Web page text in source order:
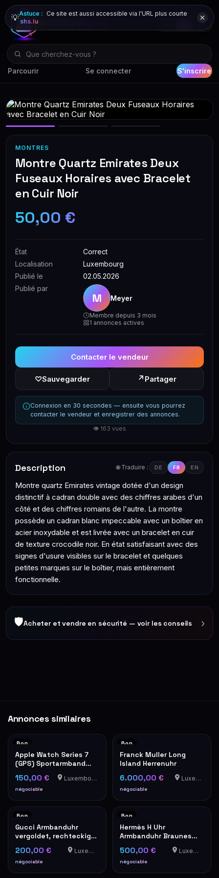
Parcourir Se connecter S'inscrire
💡Astuce : Ce site est aussi accessible via l'URL plus courte
shs.lu
MONTRES
Montre Quartz Emirates Deux
Fuseaux Horaires avec Bracelet
en Cuir Noir
50,00 €
État
Correct
Localisation
Luxembourg
Publié le
02.05.2026
Publié par
M Meyer
Membre depuis 3 mois
1 annonces actives
Contacter le vendeur
♡Sauvegarder ↗ Partager
Connexion en 30 secondes — ensuite vous pourrez
contacter le vendeur et enregistrer des annonces.
👁 163 vues
Description 🌐 Traduire : DE FR EN
Montre quartz Emirates vintage dotée d'un design
distinctif à cadran double avec des chiffres arabes d'un
côté et des chiffres romains de l'autre. La montre
possède un cadran blanc impeccable avec un boîtier en
acier inoxydable et est livrée avec un bracelet en cuir
de texture crocodile noir. En état satisfaisant avec des
signes d'usure visibles sur le bracelet et quelques
petites marques sur le boîtier, mais entièrement
fonctionnelle.
🛡Acheter et vendre en sécurité — voir les conseils ›
Annonces similaires
Bon
Apple Watch Series 7
(GPS) Sportarmband
150,00 €
négociable
Luxembourg-Cents
Bon
Franck Muller Long
Island Herrenuhr
6.000,00 €
négociable
Luxemburg
Bon
Gucci Armbanduhr
vergoldet, rechteckiges
200,00 €
négociable
Luxemburg
Bon
Hermès H Uhr
Armbanduhr Braunes
500,00 €
négociable
Luxemburg